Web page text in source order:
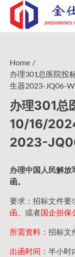
Skip
content
Home
办理301总医院投
生器2023-JQ06-
办理301总
10/16/
2023-
办理中国人民解放
函。
要求：招标文件要
函 、或者国企担保
所需资料 ：招标
出函时间 ：半小时